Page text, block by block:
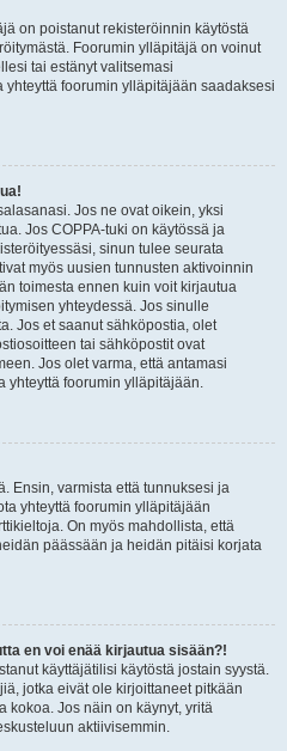
on poistanut rekisteröinnin käytöstä
Foorumin ylläpitäjä on voinut
tai estänyt valitsemasi
yhteyttä foorumin ylläpitäjään saadaksesi
Jos ne ovat oikein, yksi
Jos COPPA-tuki on käytössä ja
sinun tulee seurata
myös uusien tunnusten aktivoinnin
toimesta ennen kuin voit kirjautua
yhteydessä. Jos sinulle
Jos et saanut sähköpostia, olet
tai sähköpostit ovat
Jos olet varma, että antamasi
yhteyttä foorumin ylläpitäjään.
Ensin, varmista että tunnuksesi ja
yhteyttä foorumin ylläpitäjään
On myös mahdollista, että
päässään ja heidän pitäisi korjata
en voi enää kirjautua sisään?!
käyttäjätilisi käytöstä jostain syystä.
jotka eivät ole kirjoittaneet pitkään
kokoa. Jos näin on käynyt, yritä
aktiivisemmin.